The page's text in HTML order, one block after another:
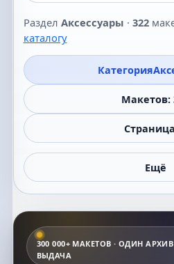
Раздел Аксессуары · 322
каталогу
Категория
Макетов:
Ещё
300 000+ МАКЕТОВ · ОДИН
ВЫДАЧА